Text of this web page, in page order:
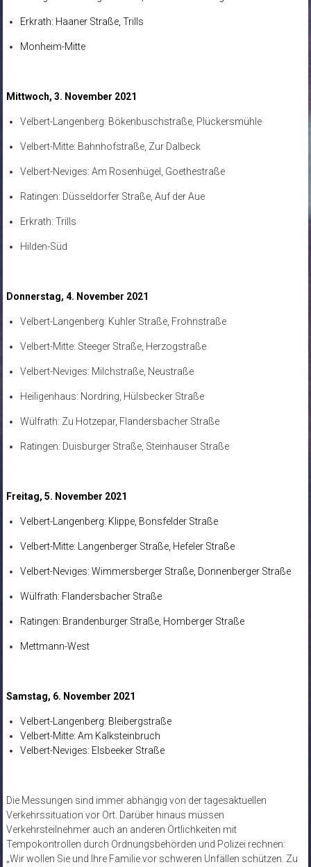
Erkrath: Haaner Straße, Trills
Monheim-Mitte
Mittwoch, 3. November 2021
Velbert-Langenberg: Bökenbuschstraße, Plückersmühle
Velbert-Mitte: Bahnhofstraße, Zur Dalbeck
Velbert-Neviges: Am Rosenhügel, Goethestraße
Ratingen: Düsseldorfer Straße, Auf der Aue
Erkrath: Trills
Hilden-Süd
Donnerstag, 4. November 2021
Velbert-Langenberg: Kuhler Straße, Frohnstraße
Velbert-Mitte: Steeger Straße, Herzogstraße
Velbert-Neviges: Milchstraße, Neustraße
Heiligenhaus: Nordring, Hülsbecker Straße
Wülfrath: Zu Hotzepar, Flandersbacher Straße
Ratingen: Duisburger Straße, Steinhauser Straße
Freitag, 5. November 2021
Velbert-Langenberg: Klippe, Bonsfelder Straße
Velbert-Mitte: Langenberger Straße, Hefeler Straße
Velbert-Neviges: Wimmersberger Straße, Donnenberger Straße
Wülfrath: Flandersbacher Straße
Ratingen: Brandenburger Straße, Homberger Straße
Mettmann-West
Samstag, 6. November 2021
Velbert-Langenberg: Bleibergstraße
Velbert-Mitte: Am Kalksteinbruch
Velbert-Neviges: Elsbeeker Straße
Die Messungen sind immer abhängig von der tagesaktuellen
Verkehrssituation vor Ort. Darüber hinaus müssen
Verkehrsteilnehmer auch an anderen Örtlichkeiten mit
Tempokontrollen durch Ordnungsbehörden und Polizei rechnen:
„Wir wollen Sie und Ihre Familie vor schweren Unfällen schützen. Zu